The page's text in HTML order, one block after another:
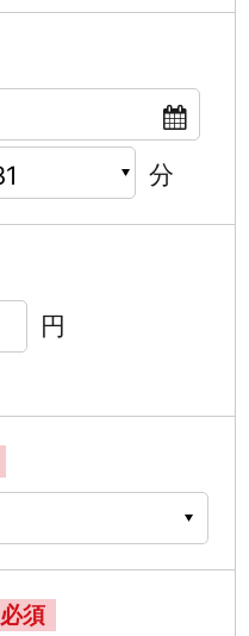
分
円
必須